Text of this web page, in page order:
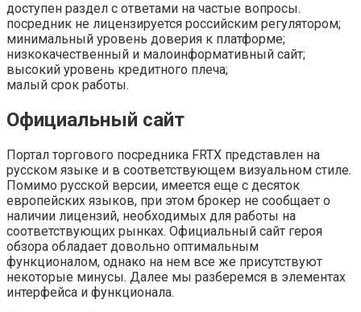
доступен раздел с ответами на частые вопросы.
посредник не лицензируется российским регулятором;
минимальный уровень доверия к платформе;
низкокачественный и малоинформативный сайт;
высокий уровень кредитного плеча;
малый срок работы.
Официальный сайт
Портал торгового посредника FRTX представлен на
русском языке и в соответствующем визуальном стиле.
Помимо русской версии, имеется еще с десяток
европейских языков, при этом брокер не сообщает о
наличии лицензий, необходимых для работы на
соответствующих рынках. Официальный сайт героя
обзора обладает довольно оптимальным
функционалом, однако на нем все же присутствуют
некоторые минусы. Далее мы разберемся в элементах
интерфейса и функционала.